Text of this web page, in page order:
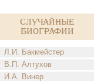
Случайные
биографии
Л.И. Бакмейстер
В.П. Алтухов
И.А. Винер